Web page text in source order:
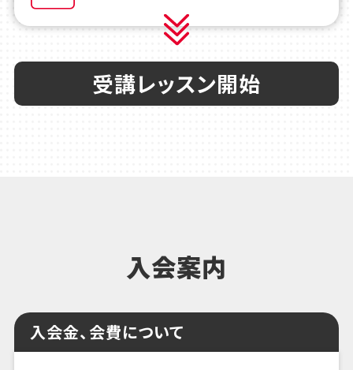
受講レッスン開始
入会案内
入会金、会費について